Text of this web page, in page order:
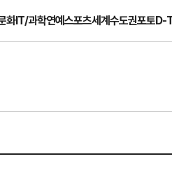
화IT/과학연예스포츠세계수도권포토D-